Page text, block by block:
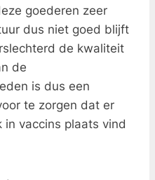
goederen zeer
dus niet goed blijft
de kwaliteit
de
is dus een
te zorgen dat er
in vaccins plaats vind